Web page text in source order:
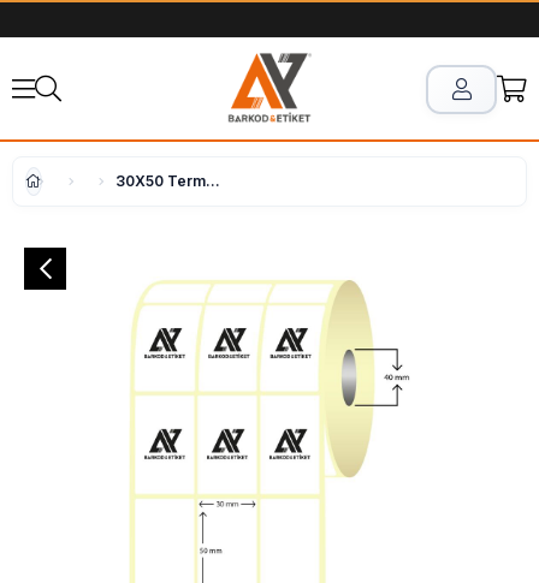
30X50 Termal Etiket 3'lü ( 3000 li )